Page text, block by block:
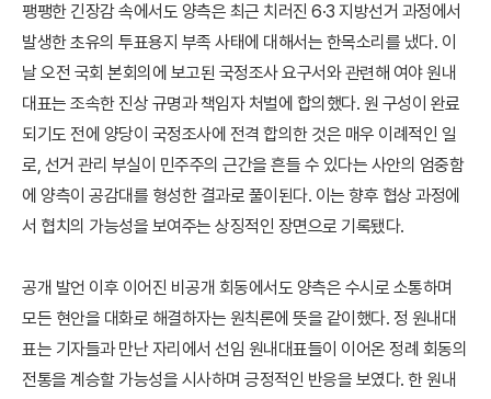
팽팽한 긴장감 속에서도 양측은 최근 치러진 6·3 지방선거 과정에서
발생한 초유의 투표용지 부족 사태에 대해서는 한목소리를 냈다. 이
날 오전 국회 본회의에 보고된 국정조사 요구서와 관련해 여야 원내
대표는 조속한 진상 규명과 책임자 처벌에 합의했다. 원 구성이 완료
되기도 전에 양당이 국정조사에 전격 합의한 것은 매우 이례적인 일
로, 선거 관리 부실이 민주주의 근간을 흔들 수 있다는 사안의 엄중함
에 양측이 공감대를 형성한 결과로 풀이된다. 이는 향후 협상 과정에
서 협치의 가능성을 보여주는 상징적인 장면으로 기록됐다.
공개 발언 이후 이어진 비공개 회동에서도 양측은 수시로 소통하며
모든 현안을 대화로 해결하자는 원칙론에 뜻을 같이했다. 정 원내대
표는 기자들과 만난 자리에서 선임 원내대표들이 이어온 정례 회동의
전통을 계승할 가능성을 시사하며 긍정적인 반응을 보였다. 한 원내